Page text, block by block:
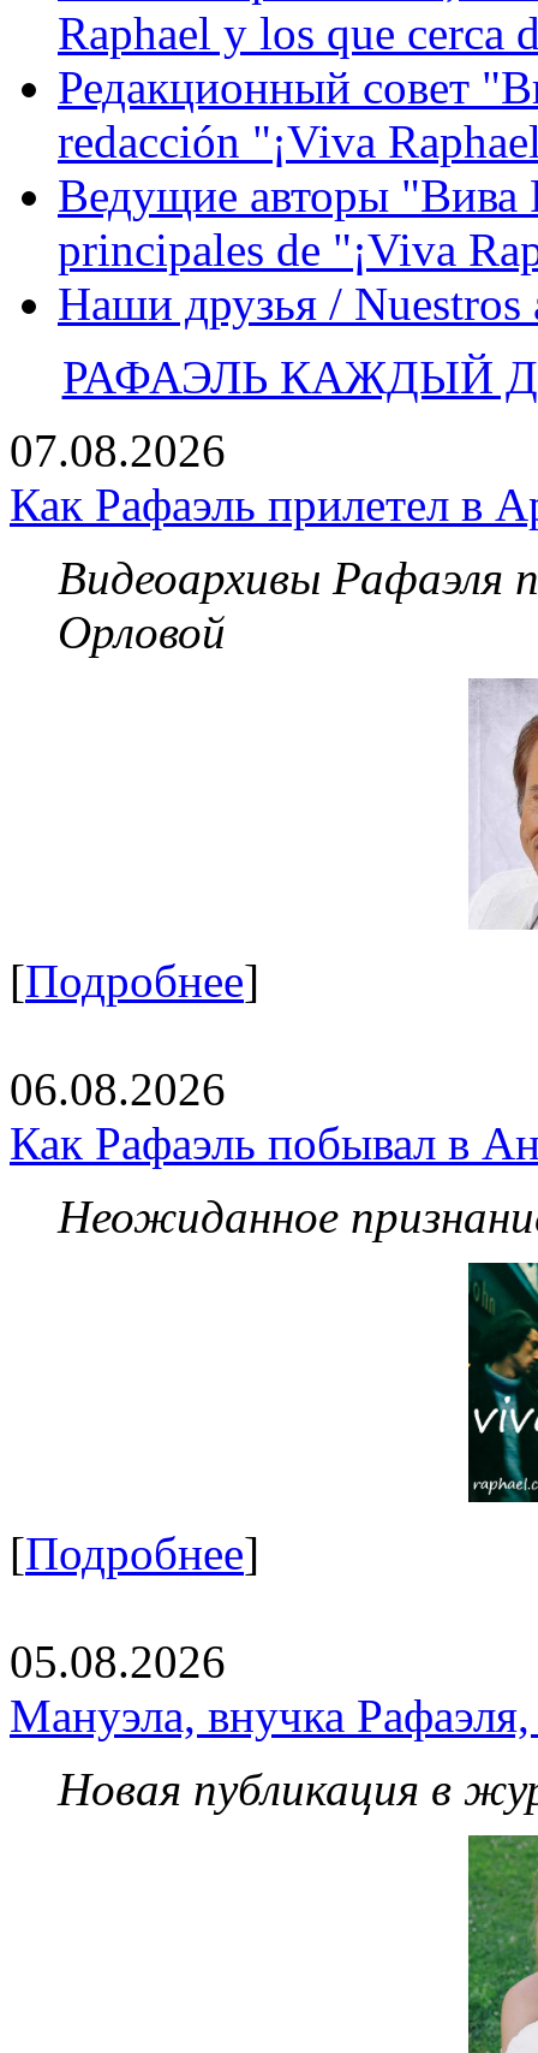
Raphael y los que cerca
Редакционный совет
redacción "¡Viva
Ведущие авторы "Вива
principales de "¡Viva
Наши друзья / Nuestros
РАФАЭЛЬ КАЖДЫЙ
07.08.2026
Как Рафаэль прилетел в
Видеоархивы Рафаэля
Орловой
[Подробнее]
06.08.2026
Как Рафаэль побывал в
Неожиданное
[Подробнее]
05.08.2026
Мануэла, внучка
Новая публикация в